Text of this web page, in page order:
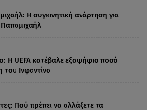
Η συγκινητική ανάρτηση για
Η UEFA κατέβαλε εξαψήφιο ποσό
Ινφαντίνο
Πού πρέπει να αλλάξετε τα